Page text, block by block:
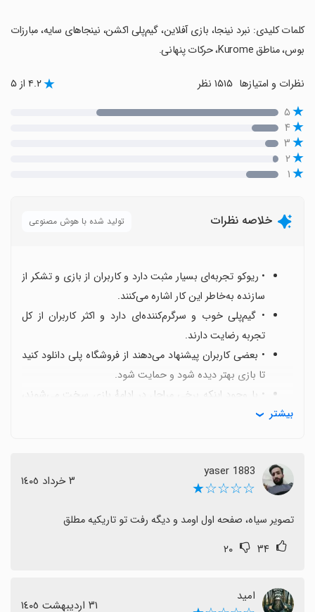
‏کلمات کلیدی: نبرد نینجا، بازی آفلاین، گیم‌پلی اکشن، نینجاهای سایه، مبارزات
بوس، مناطق Kurome، حرکات پنهانی.
نظرات و امتیازها ۴.۲ از ۵
۵
۴
۳
۲
۱
خلاصه نظرات تولید شده با هوش مصنوعی
• ریوکو تجربه‌ای بسیار مثبت دارد و کاربران از بازی و تشکر از
سازنده ‌به‌خاطر این کار اشاره می‌کنند.
• گیم‌پلی خوب و سرگرم‌کننده‌ای دارد و اکثر کاربران از کل
تجربه رضایت دارند.
• بعضی کاربران پیشنهاد می‌دهند از فروشگاه پلی دانلود کنید
تا بازی بهتر دیده شود و حمایت شود.
• با وجود اینکه برخی مراحل در ادامهٔ بازی سخت می‌شوند،
همین دشواری باعث می‌شود همانطور که جلو می‌روید
• جمع‌بندی
تجربه کلی مثبت است و برای دوستداران چالش، ریوکو
گزینه‌ای خوشایند با نکاتی دربارهٔ سختی مراحل است.
بیشتر
yaser 1883
☆☆☆☆★ ٣ خرداد ١٤٠٥
تصویر سیاه، صفحه اول اومد و دیگه رفت تو تاریکیه مطلق
۳۴ ۲۰
امید
٣١ اردیبهشت ١٤٠٥